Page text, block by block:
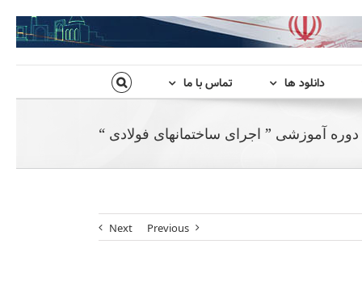
دانلود ها تماس با ما
دوره آموزشی ” اجرای ساختمانهای فولادی “
Previous
Next